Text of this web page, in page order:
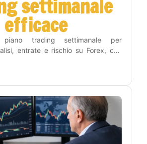
settimanale
efficace
trading settimanale per
entrate e rischio su Forex, con